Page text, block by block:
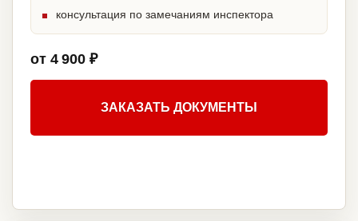
консультация по замечаниям инспектора
от 4 900 ₽
ЗАКАЗАТЬ ДОКУМЕНТЫ